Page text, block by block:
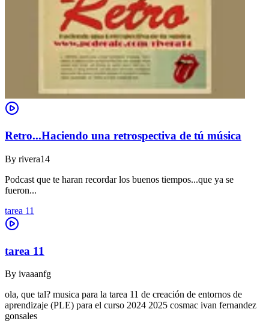
Retro...Haciendo una retrospectiva de tú música
By rivera14
Podcast que te haran recordar los buenos tiempos...que ya se
fueron...
tarea 11
tarea 11
By ivaaanfg
ola, que tal? musica para la tarea 11 de creación de entornos de
aprendizaje (PLE) para el curso 2024 2025 cosmac ivan fernandez
gonsales